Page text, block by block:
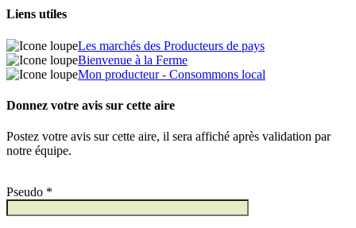
Liens utiles
Les marchés des Producteurs de pays
Bienvenue à la Ferme
Mon producteur - Consommons local
Donnez votre avis sur cette aire
Postez votre avis sur cette aire, il sera affiché après validation par
notre équipe.
Pseudo *